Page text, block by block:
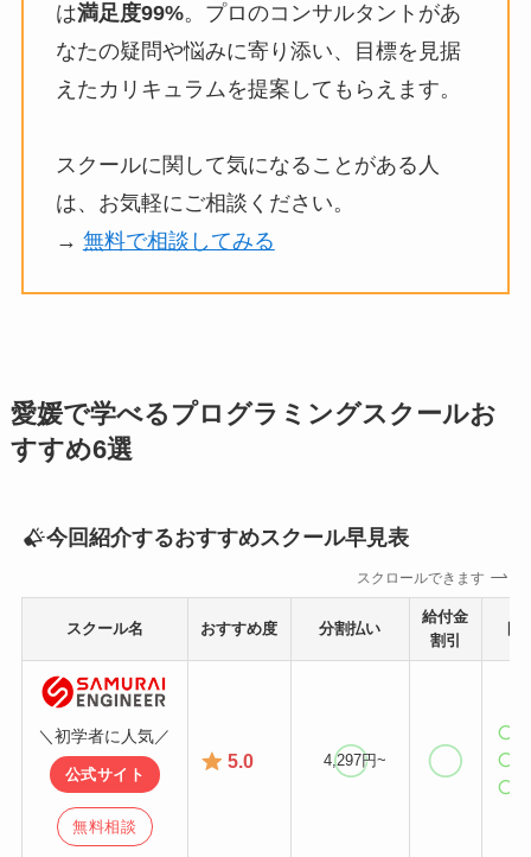
は満足度99%。プロのコンサルタントがあ
なたの疑問や悩みに寄り添い、目標を見据
えたカリキュラムを提案してもらえます。
スクールに関して気になることがある人
は、お気軽にご相談ください。
→ 無料で相談してみる
愛媛で学べるプログラミングスクールお
すすめ6選
今回紹介するおすすめスクール早見表
スクロールできます
スクール名 おすすめ度 分割払い
給付金
割引
＼初学者に人気／
公式サイト
無料相談
5.0 4,297円~